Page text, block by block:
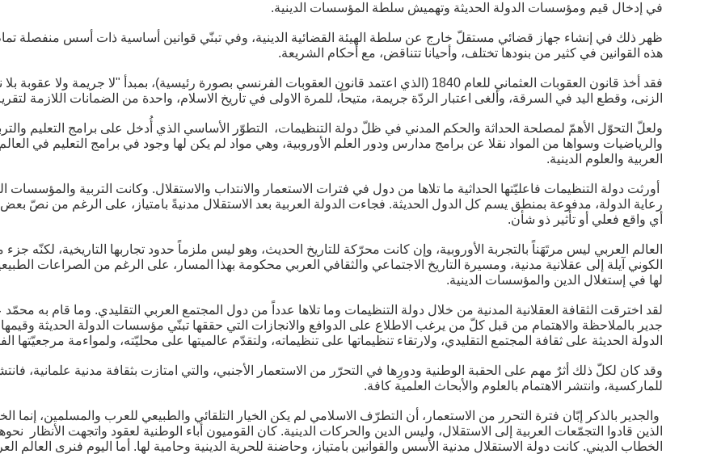
في إدخال قيم ومؤسسات الدولة الحديثة وتهميش سلطة المؤسسات الدينية.
ظهر ذلك في إنشاء جهاز قضائي مستقلّ خارج عن سلطة الهيئة القضائية الدينية، وفي تبنّي قوانين أساسية ذات أسس منفصلة تمام
هذه القوانين في كثير من بنودها تختلف، وأحيانا تتناقض، مع أحكام الشريعة.
فقد أخذ قانون العقوبات العثماني للعام 1840 (الذي اعتمد قانون العقوبات الفرنسي بصورة رئيسية)،
الزنى، وقطع اليد في السرقة، وألغى اعتبار الردّة جريمة، متيحاً، للمرة الاولى في تاريخ الاسلام، واحدة من الضمانات اللازمة
ولعلّ التحوّل الأهمّ لمصلحة الحداثة والحكم المدني في ظلّ دولة التنظيمات، التطوّر الأساسي الذي أُدخل على برامج التعليم
والرياضيات وسواها من المواد نقلا عن برامج مدارس ودور العلم الأوروبية، وهي مواد لم يكن لها وجود في برامج التعليم في
العربية والعلوم الدينية.
أورثت دولة التنظيمات فاعليّتها الحداثية ما تلاها من دول في فترات الاستعمار والانتداب والاستقلال. وكانت التربية والمؤسسات
رعاية الدولة، مدفوعة بمنطق يسم كل الدول الحديثة. فجاءت الدولة العربية بعد الاستقلال مدنيةً بامتياز، على الرغم من نصّ
أي واقع فعلي أو تأثير ذو شأن.
العالم العربي ليس مرتَهَناً بالتجربة الأوروبية، وإن كانت محرّكة للتاريخ الحديث، وهو ليس ملزماً حدود تجاربها التاريخية،
الكوني آيلة إلى عقلانية مدنية، ومسيرة التاريخ الاجتماعي والثقافي العربي محكومة بهذا المسار، على الرغم من الصراعات
لها في إستغلال الدين والمؤسسات الدينية.
لقد اخترقت الثقافة العقلانية المدنية من خلال دولة التنظيمات وما تلاها عدداً من دول المجتمع العربي التقليدي. وما قام
جدير بالملاحظة والاهتمام من قبل كلّ من يرغب الاطلاع على الدوافع والانجازات التي حققها تبنّي مؤسسات الدولة الحديثة
الدولة الحديثة على ثقافة المجتمع التقليدي، ولارتقاء تنظيماتها على تنظيماته، ولتقدّم عالميتها على محليّته، ولمواءمة مرجعيّتها
وقد كان لكلّ ذلك أثرٌ مهم على الحقبة الوطنية ودورِها في التحرّر من الاستعمار الأجنبي، والتي امتازت بثقافة مدنية علمانية،
للماركسية، وانتشر الاهتمام بالعلوم والأبحاث العلمية كافة.
والجدير بالذكر إبّان فترة التحرر من الاستعمار، أن التطرّف الاسلامي لم يكن الخيار التلقائي والطبيعي للعرب والمسلمين،
الذين قادوا التجمّعات العربية إلى الاستقلال، وليس الدين والحركات الدينية. كان القوميون أباء الوطنية لعقود واتجهت الأنظار
الخطاب الديني. كانت دولة الاستقلال مدنية الأسس والقوانين بامتياز، وحاضنة للحرية الدينية وحامية لها. أما اليوم فنرى العالم